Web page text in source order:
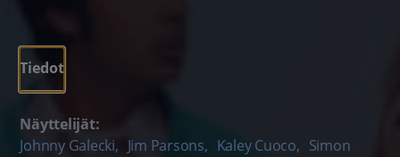
Tiedot
Näyttelijät:
Johnny Galecki, Jim Parsons, Kaley Cuoco, Simon